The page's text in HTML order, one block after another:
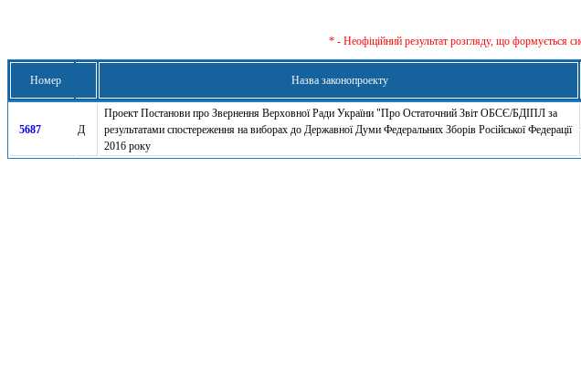
* - Неофіційний результат розгляду, що формується
Номер Назва законопроекту
5687 Д
Проект Постанови про Звернення Верховної Ради України "Про Остаточний Звіт ОБСЄ/БДІПЛ за
результатами спостереження на виборах до Державної Думи Федеральних Зборів Російської Федерації
2016 року